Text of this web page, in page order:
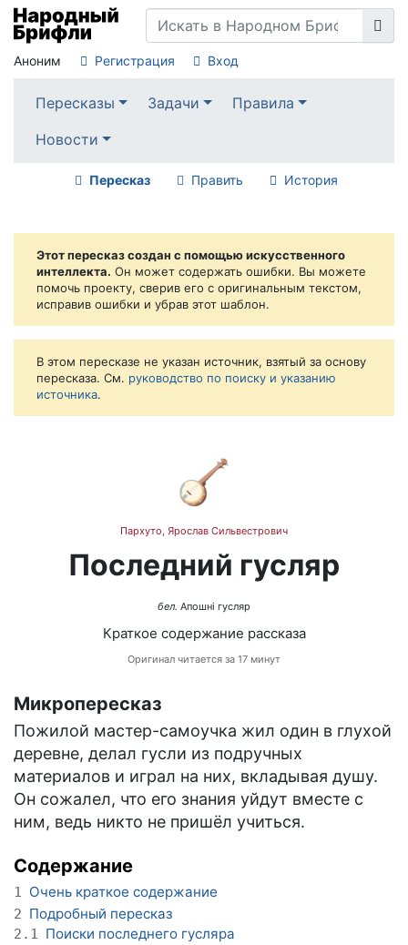
Аноним Регистрация Вход
Пересказы Задачи
Правила
Новости
Пересказ Править История
Этот пересказ создан с помощью искусственного
интеллекта. Он может содержать ошибки. Вы можете
помочь проекту, сверив его с оригинальным текстом,
исправив ошибки и убрав этот шаблон.
В этом пересказе не указан источник, взятый за основу
пересказа. См. руководство по поиску и указанию
источника.
🪕
Пархуто, Ярослав Сильвестрович
Последний гусляр
бел. Апошні гусляр
Краткое содержание рассказа
Оригинал читается за 17 минут
Микропересказ
Пожилой мастер-самоучка жил один в глухой
деревне, делал гусли из подручных
материалов и играл на них, вкладывая душу.
Он сожалел, что его знания уйдут вместе с
ним, ведь никто не пришёл учиться.
Содержание
1 Очень краткое содержание
2 Подробный пересказ
2.1 Поиски последнего гусляра